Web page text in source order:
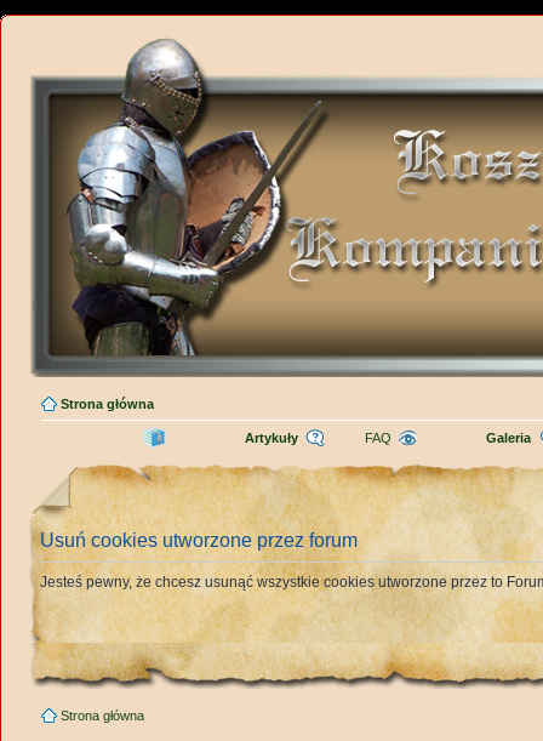
Strona główna
Artykuły FAQ Galeria
Usuń cookies utworzone przez forum
Jesteś pewny, że chcesz usunąć wszystkie cookies utworzone przez to
Strona główna